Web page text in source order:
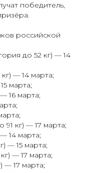
победитель,
российской
до 52 кг) — 14
— 14 марта;
марта;
16 марта;
кг) — 17 марта;
14 марта;
— 15 марта;
— 17 марта;
— 17 марта;